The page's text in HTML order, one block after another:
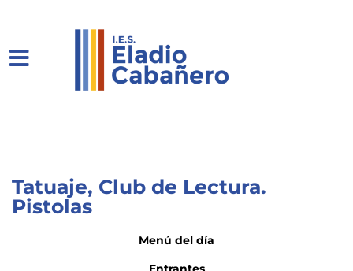
Tatuaje, Club de Lectura.
Pistolas
Menú del día